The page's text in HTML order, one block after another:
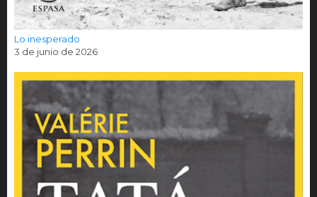
Lo inesperado
3 de junio de 2026